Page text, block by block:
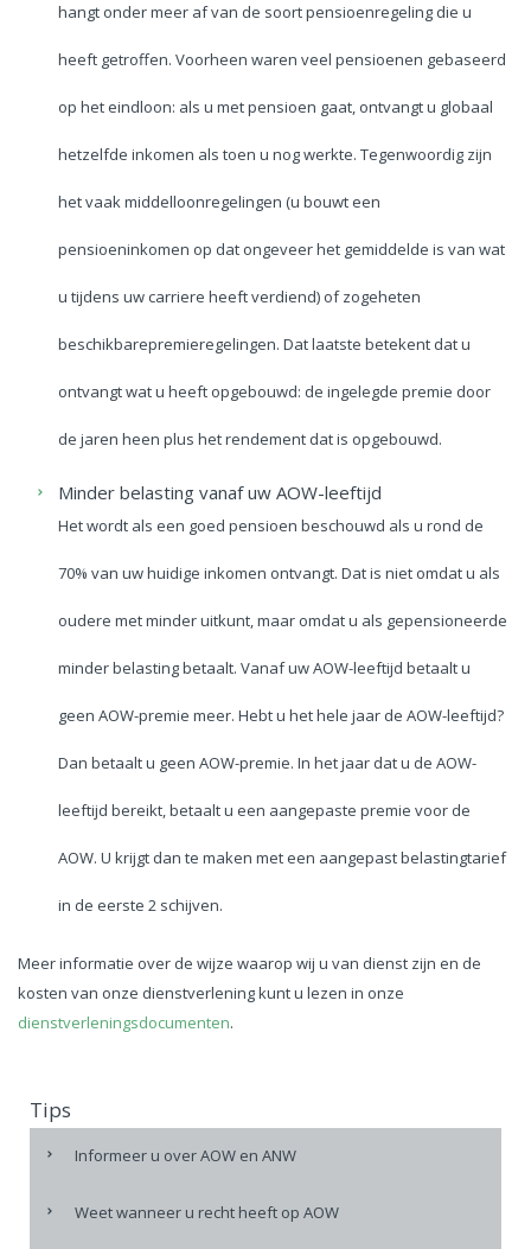
hangt onder meer af van de soort pensioenregeling die u
heeft getroffen. Voorheen waren veel pensioenen gebaseerd
op het eindloon: als u met pensioen gaat, ontvangt u globaal
hetzelfde inkomen als toen u nog werkte. Tegenwoordig zijn
het vaak middelloonregelingen (u bouwt een
pensioeninkomen op dat ongeveer het gemiddelde is van wat
u tijdens uw carriere heeft verdiend) of zogeheten
beschikbarepremieregelingen. Dat laatste betekent dat u
ontvangt wat u heeft opgebouwd: de ingelegde premie door
de jaren heen plus het rendement dat is opgebouwd.
Minder belasting vanaf uw AOW-leeftijd
Het wordt als een goed pensioen beschouwd als u rond de
70% van uw huidige inkomen ontvangt. Dat is niet omdat u als
oudere met minder uitkunt, maar omdat u als gepensioneerde
minder belasting betaalt. Vanaf uw AOW-leeftijd betaalt u
geen AOW-premie meer. Hebt u het hele jaar de AOW-leeftijd?
Dan betaalt u geen AOW-premie. In het jaar dat u de AOW-
leeftijd bereikt, betaalt u een aangepaste premie voor de
AOW. U krijgt dan te maken met een aangepast belastingtarief
in de eerste 2 schijven.
Meer informatie over de wijze waarop wij u van dienst zijn en de
kosten van onze dienstverlening kunt u lezen in onze
dienstverleningsdocumenten.
Tips
Informeer u over AOW en ANW
Weet wanneer u recht heeft op AOW